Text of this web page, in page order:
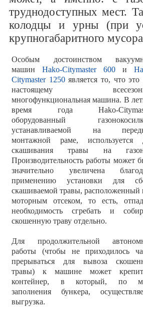
труднодоступных мест.
колодцы и урны (при
крупногабаритного
Особым достоинством
машин Hako-Citymaster 600 и
Citymaster 1250является то, что это
настоящему
многофункциональная машина. В
время года Hako-
оборудованный
устанавливаемой на
монтажной раме, используется
скашивания травы на
Производительность работы может
значительно увеличена
применению установки для
скашиваемой травы, расположенный
моторным отсеком, то есть,
необходимость сгребать и
скошенную траву отдельно.
Для продолжительной
работы (чтобы не приходилось
прерываться для вывоза
травы) к машине может
контейнер, в который, по
заполнения бункера,
выгрузка.